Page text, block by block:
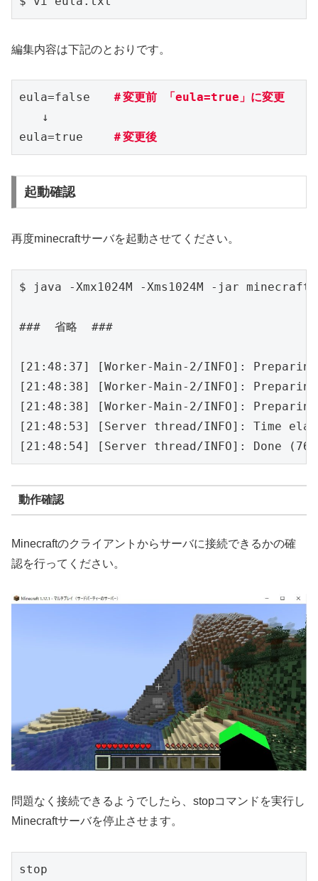
編集内容は下記のとおりです。
eula=false
＃変更前 「eula=true」に変更
↓
eula=true
＃変更後
起動確認
再度minecraftサーバを起動させてください。
$ java -Xmx1024M -Xms1024M -jar
###  省略  ###
[21:48:37] [Worker-Main-2/INFO]: Preparing
[21:48:38] [Worker-Main-2/INFO]: Preparing
[21:48:38] [Worker-Main-2/INFO]: Preparing
[21:48:53] [Server thread/INFO]: Time
動作確認
Minecraftのクライアントからサーバに接続できるかの確
認を行ってください。
問題なく接続できるようでしたら、stopコマンドを実行し
Minecraftサーバを停止させます。